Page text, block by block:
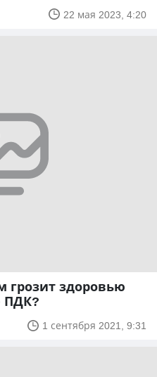
22 мая 2023, 4:20
грозит здоровью
ПДК?
1 сентября 2021, 9:31